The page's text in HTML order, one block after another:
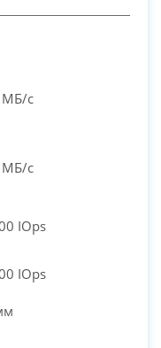
МБ/с
МБ/с
IOps
IOps